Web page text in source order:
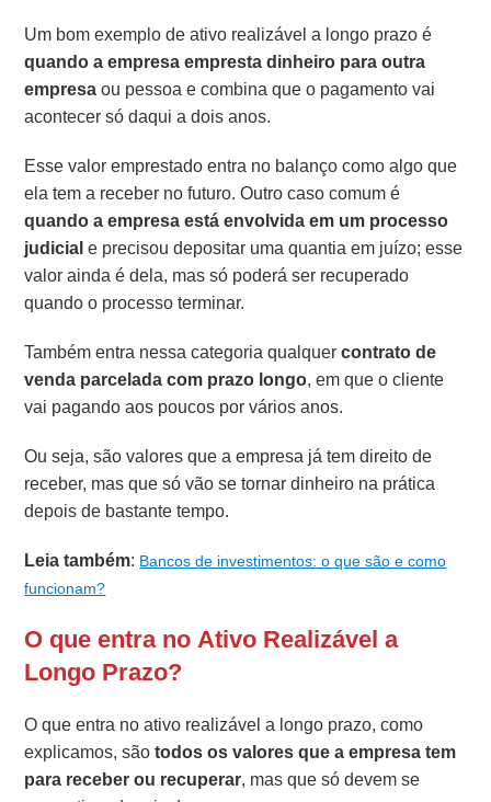
Um bom exemplo de ativo realizável a longo prazo é
quando a empresa empresta dinheiro para outra
empresaou pessoa e combina que o pagamento vai
acontecer só daqui a dois anos.
Esse valor emprestado entra no balanço como algo que
ela tem a receber no futuro. Outro caso comum é
quando a empresa está envolvida em um processo
judiciale precisou depositar uma quantia em juízo; esse
valor ainda é dela, mas só poderá ser recuperado
quando o processo terminar.
Também entra nessa categoria qualquercontrato de
venda parcelada com prazo longo, em que o cliente
vai pagando aos poucos por vários anos.
Ou seja, são valores que a empresa já tem direito de
receber, mas que só vão se tornar dinheiro na prática
depois de bastante tempo.
Leia também: Bancos de investimentos: o que são e como
funcionam?
O que entra no Ativo Realizável a
Longo Prazo?
O que entra no ativo realizável a longo prazo, como
explicamos, sãotodos os valores que a empresa tem
para receber ou recuperar, mas que só devem se